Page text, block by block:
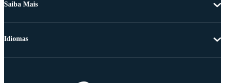
Saiba Mais
Idiomas